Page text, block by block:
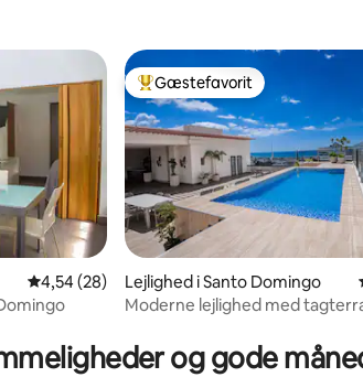
4 omtaler
4,54 ud af 5 i gennemsnitlig bedømmelse,
4,54 (28)
Bedste gæstefavorit
Gæstefavorit
Lejlighed i Santo Domingo
Moderne lejlighed med
og gode